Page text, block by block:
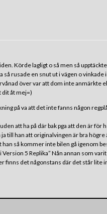
Körde lagligt o så men så
så rusade en snut ut i vägen o
över var att dom inte anmärkte
dit åt mej=)
på va att det inte fanns någon
att ha på där bak pga att den är för
till han att originalvingen är bra
så kommer inte bilen gå igenom
5 Replika” Nån annan som
finns det någonstans där det står lite